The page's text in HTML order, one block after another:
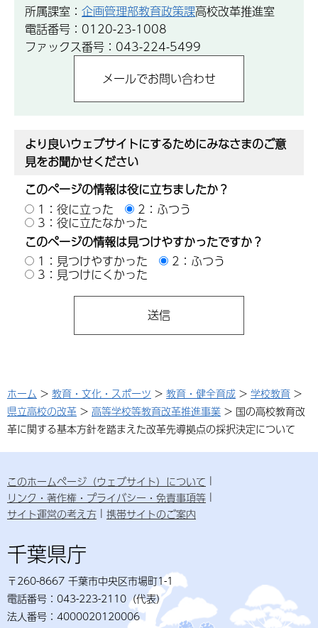
所属課室： 企画管理部教育政策課高校改革推進室
電話番号：0120-23-1008
ファックス番号：043-224-5499
より良いウェブサイトにするためにみなさまのご意
見をお聞かせください
このページの情報は役に立ちましたか？
1：役に立った
2：ふつう
3：役に立たなかった
このページの情報は見つけやすかったですか？
1：見つけやすかった
2：ふつう
3：見つけにくかった
ホーム > 教育・文化・スポーツ > 教育・健全育成 > 学校教育 >
県立高校の改革 > 高等学校等教育改革推進事業 > 国の高校教育改
革に関する基本方針を踏まえた改革先導拠点の採択決定について
このホームページ（ウェブサイト）について
リンク・著作権・プライバシー・免責事項等
サイト運営の考え方
携帯サイトのご案内
千葉県庁
〒260-8667 千葉市中央区市場町1-1
電話番号：043-223-2110（代表）
法人番号：4000020120006